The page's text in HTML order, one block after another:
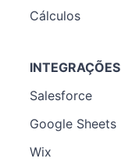
Cálculos
INTEGRAÇÕES
Salesforce
Google Sheets
Wix